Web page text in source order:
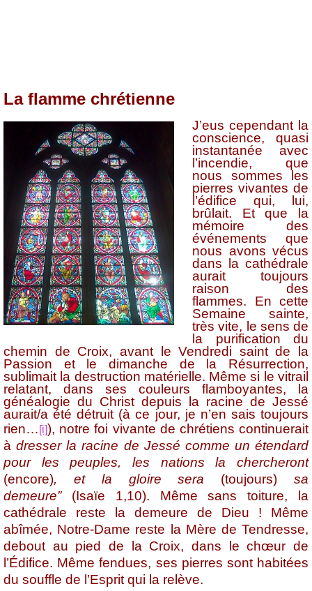
La flamme chrétienne
J’eus cependant la
conscience, quasi
instantanée avec
l’incendie, que
nous sommes les
pierres vivantes de
l’édifice qui, lui,
brûlait. Et que la
mémoire des
événements que
nous avons vécus
dans la cathédrale
aurait toujours
raison des
flammes. En cette
Semaine sainte,
très vite, le sens de
la purification du
chemin de Croix, avant le Vendredi saint de la
Passion et le dimanche de la Résurrection,
sublimait la destruction matérielle. Même si le vitrail
relatant, dans ses couleurs flamboyantes, la
généalogie du Christ depuis la racine de Jessé
aurait/a été détruit (à ce jour, je n’en sais toujours
rien… [i]), notre foi vivante de chrétiens continuerait
àdresser la racine de Jessé comme un étendard
pour les peuples, les nations la chercheront
(encore), et la gloire sera (toujours) sa
demeure” (Isaïe 1,10). Même sans toiture, la
cathédrale reste la demeure de Dieu ! Même
abîmée, Notre-Dame reste la Mère de Tendresse,
debout au pied de la Croix, dans le chœur de
l’Édifice. Même fendues, ses pierres sont habitées
du souffle de l’Esprit qui la relève.